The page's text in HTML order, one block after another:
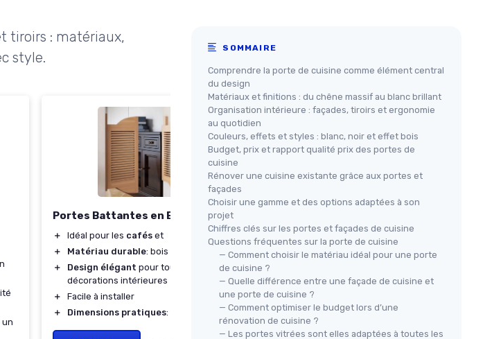
tiroirs : matériaux,
style.
un
Portes Battantes en Bois Massif
＋ Idéal pour les cafés et
＋
Matériau durable: bois massif
＋
Design élégant pour toutes les
décorations intérieures
＋
Facile à installer
＋
Dimensions pratiques: 100x100 cm
Support Ustensiles de Cuisine
en Bambou
SOMMAIRE
Comprendre la porte de cuisine comme élément central
du design
Matériaux et finitions : du chêne massif au blanc brillant
Organisation intérieure : façades, tiroirs et ergonomie
au quotidien
Couleurs, effets et styles : blanc, noir et effet bois
Budget, prix et rapport qualité prix des portes de
cuisine
Rénover une cuisine existante grâce aux portes et
façades
Choisir une gamme et des options adaptées à son
projet
Chiffres clés sur les portes et façades de cuisine
Questions fréquentes sur la porte de cuisine
— Comment choisir le matériau idéal pour une porte
de cuisine ?
— Quelle différence entre une façade de cuisine et
une porte de cuisine ?
— Comment optimiser le budget lors d’une
rénovation de cuisine ?
— Les portes vitrées sont elles adaptées à toutes les